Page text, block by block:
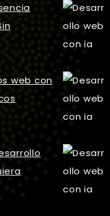
web con